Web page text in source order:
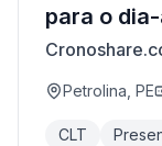
para o
Petrolina, PE
CLT